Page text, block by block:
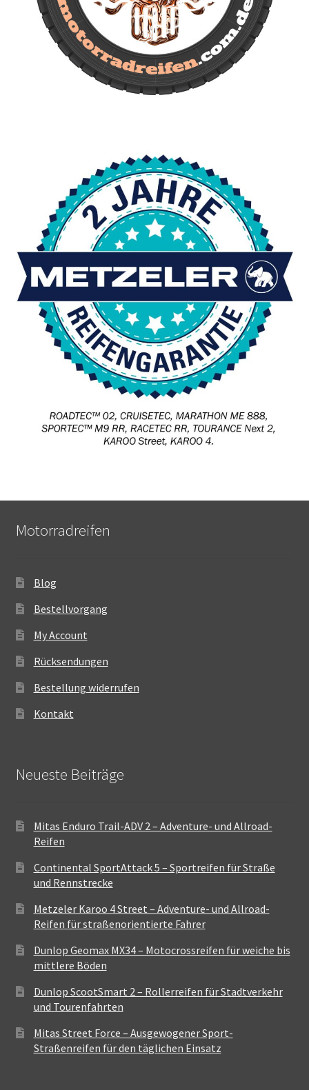
Motorradreifen
Blog
Bestellvorgang
My Account
Rücksendungen
Bestellung widerrufen
Kontakt
Neueste Beiträge
Mitas Enduro Trail-ADV 2 – Adventure- und Allroad-
Reifen
Continental SportAttack 5 – Sportreifen für Straße
und Rennstrecke
Metzeler Karoo 4 Street – Adventure- und Allroad-
Reifen für straßenorientierte Fahrer
Dunlop Geomax MX34 – Motocrossreifen für weiche bis
mittlere Böden
Dunlop ScootSmart 2 – Rollerreifen für Stadtverkehr
und Tourenfahrten
Mitas Street Force – Ausgewogener Sport-
Straßenreifen für den täglichen Einsatz